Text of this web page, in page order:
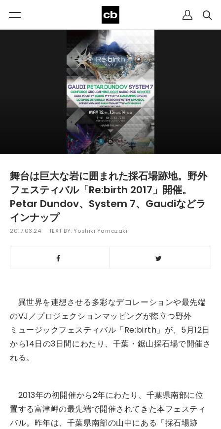
舞台は巨大な岩に囲まれた採石場跡地。野外
フェスティバル「Re:birth 2017」開催。
Petar Dundov、System 7、Gaudiなどラ
インナップ
2017.03.24 TEXT BY:Yoshiki Yamazaki
異世界を連想させる多彩なデコレーションや最先端
のVJ／プロジェクションマッピングが際立つ野外
ミュージックフェスティバル「Re:birth」が、5月12日
から14日の3日間にわたり、千葉・鋸山採石場で開催さ
れる。
2013年の初開催から2年にわたり、千葉県南部に位
置する富津岬の最先端で開催されてきた本フェスティ
バル。昨年は、千葉県南部の山中にある「採石場跡